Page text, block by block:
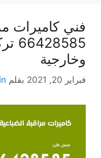
فني كاميرات
وخارجية
فبراير 20, 2021 بقلم